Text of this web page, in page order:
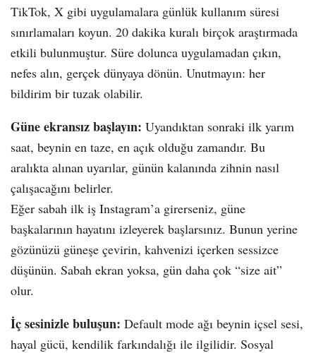
TikTok, X gibi uygulamalara günlük kullanım süresi
sınırlamaları koyun. 20 dakika kuralı birçok araştırmada
etkili bulunmuştur. Süre dolunca uygulamadan çıkın,
nefes alın, gerçek dünyaya dönün. Unutmayın: her
bildirim bir tuzak olabilir.
Güne ekransız başlayın: Uyandıktan sonraki ilk yarım
saat, beynin en taze, en açık olduğu zamandır. Bu
aralıkta alınan uyarılar, günün kalanında zihnin nasıl
çalışacağını belirler.
Eğer sabah ilk iş Instagram’a girerseniz, güne
başkalarının hayatını izleyerek başlarsınız. Bunun yerine
gözünüzü güneşe çevirin, kahvenizi içerken sessizce
düşünün. Sabah ekran yoksa, gün daha çok “size ait”
olur.
İç sesinizle buluşun: Default mode ağı beynin içsel sesi,
hayal gücü, kendilik farkındalığı ile ilgilidir. Sosyal